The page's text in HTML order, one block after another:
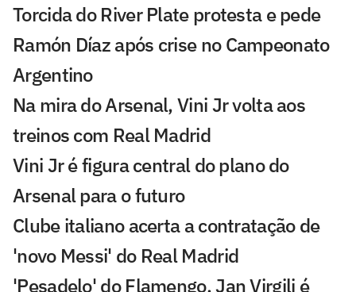
Torcida do River Plate protesta e pede
Ramón Díaz após crise no Campeonato
Argentino
Na mira do Arsenal, Vini Jr volta aos
treinos com Real Madrid
Vini Jr é figura central do plano do
Arsenal para o futuro
Clube italiano acerta a contratação de
'novo Messi' do Real Madrid
'Pesadelo' do Flamengo, Jan Virgili é